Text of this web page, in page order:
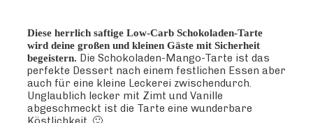
Diese herrlich saftige Low-Carb Schokoladen-Tarte
wird deine großen und kleinen Gäste mit Sicherheit
begeistern. Die Schokoladen-Mango-Tarte ist das
perfekte Dessert nach einem festlichen Essen aber
auch für eine kleine Leckerei zwischendurch.
Unglaublich lecker mit Zimt und Vanille
abgeschmeckt ist die Tarte eine wunderbare